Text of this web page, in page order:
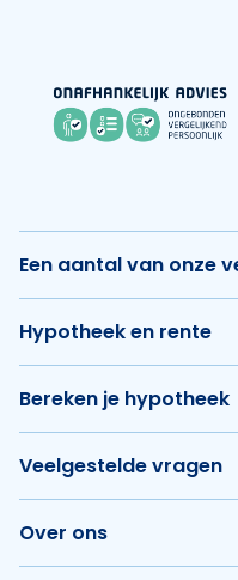
Een aantal van onze
Hypotheek en rente
Bereken je hypotheek
Veelgestelde vragen
Over ons